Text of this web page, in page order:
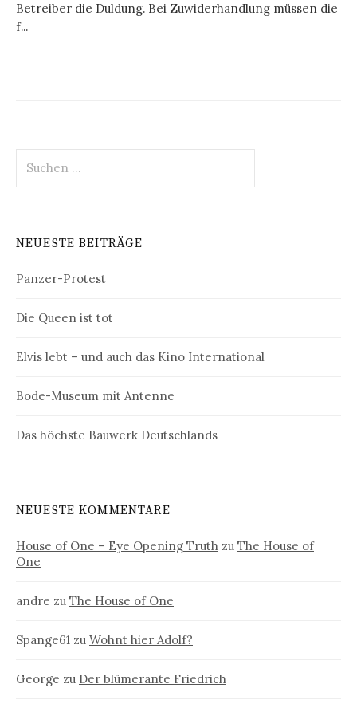
Betreiber die Duldung. Bei Zuwiderhandlung müssen die
f...
nach:
NEUESTE BEITRÄGE
Panzer-Protest
Die Queen ist tot
Elvis lebt – und auch das Kino International
Bode-Museum mit Antenne
Das höchste Bauwerk Deutschlands
NEUESTE KOMMENTARE
House of One – Eye Opening Truth zu The House of
One
andre zu The House of One
Spange61 zu Wohnt hier Adolf?
George zu Der blümerante Friedrich